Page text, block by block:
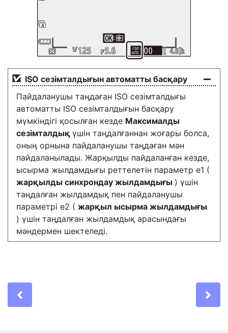
ISO сезімталдығын автоматты басқару
Пайдаланушы таңдаған ISO сезімталдығы
автоматты ISO сезімталдығын басқару
мүмкіндігі қосылған кезде Максималды
сезімталдық үшін таңдалғаннан жоғары болса,
оның орнына пайдаланушы таңдаған мән
пайдаланылады. Жарқылды пайдаланған кезде,
ысырма жылдамдығы реттелетін параметр e1 (
жарқылды синхрондау жылдамдығы ) үшін
таңдалған жылдамдық пен пайдаланушы
параметрі e2 ( жарқыл ысырма жылдамдығы
) үшін таңдалған жылдамдық арасындағы
мәндермен шектеледі.